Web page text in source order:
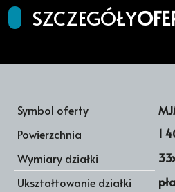
SZCZEGÓŁY
Symbol oferty
Powierzchnia
1
Wymiary działki
Ukształtowanie działki